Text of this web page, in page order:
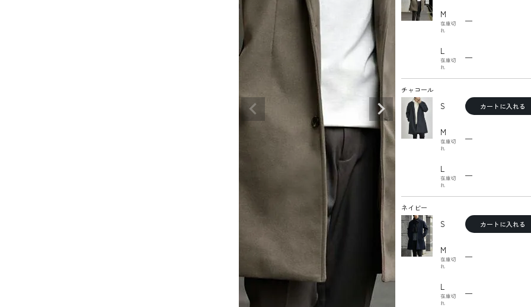
M
在庫切
れ
—
L
在庫切
れ
—
チャコール
S カートに入れる
M
在庫切
れ
—
L
在庫切
れ
—
ネイビー
S カートに入れる
M
在庫切
れ
—
L
在庫切
れ
—